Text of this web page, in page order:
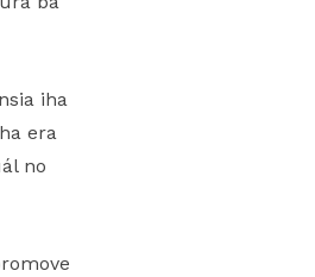
iha
era
no